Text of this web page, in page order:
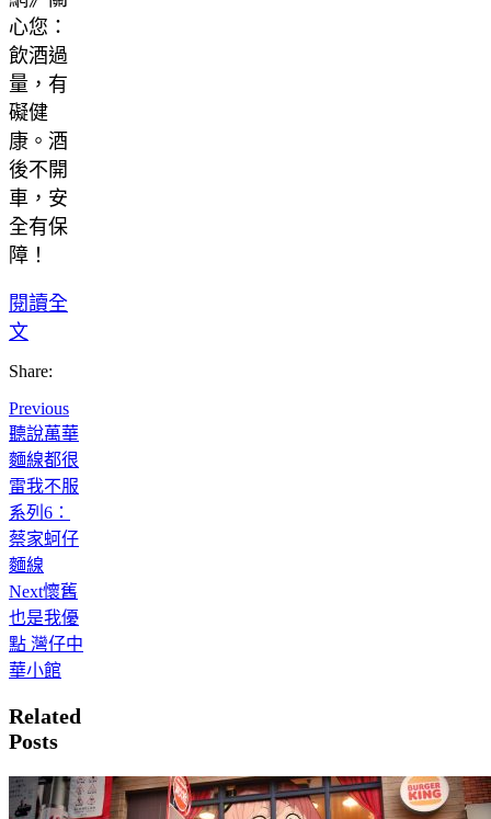
心您：
飲酒過
量，有
礙健
康。酒
後不開
車，安
全有保
障！
閱讀全
文
Share:
Previous
聽說萬華
麵線都很
雷我不服
系列6：
蔡家蚵仔
麵線
Next懷舊
也是我優
點 灣仔中
華小館
Related
Posts